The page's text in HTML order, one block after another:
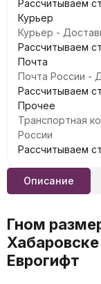
Рассчитываем
Курьер
Курьер -
Рассчитываем
Почта
Почта России -
Рассчитываем
Прочее
Транспортная
России
Рассчитываем
Описание
Гном
Еврогифт